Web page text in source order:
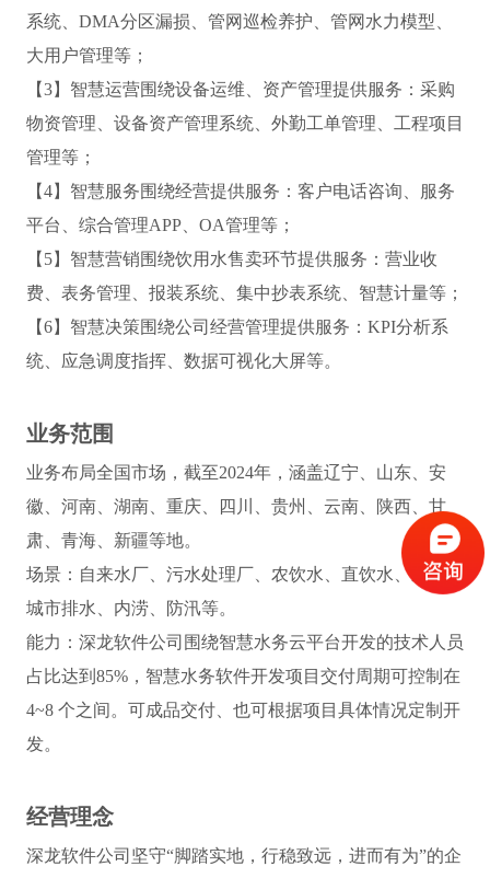
系统、DMA分区漏损、管网巡检养护、管网水力模型、
大用户管理等；
【3】智慧运营围绕设备运维、资产管理提供服务：采购
物资管理、设备资产管理系统、外勤工单管理、工程项目
管理等；
【4】智慧服务围绕经营提供服务：客户电话咨询、服务
平台、综合管理APP、OA管理等；
【5】智慧营销围绕饮用水售卖环节提供服务：营业收
费、表务管理、报装系统、集中抄表系统、智慧计量等；
【6】智慧决策围绕公司经营管理提供服务：KPI分析系
统、应急调度指挥、数据可视化大屏等。
业务范围
业务布局全国市场，截至2024年，涵盖辽宁、山东、安
徽、河南、湖南、重庆、四川、贵州、云南、陕西、甘
肃、青海、新疆等地。
场景：自来水厂、污水处理厂、农饮水、直饮水、泵站、
城市排水、内涝、防汛等。
能力：深龙软件公司围绕智慧水务云平台开发的技术人员
占比达到85%，智慧水务软件开发项目交付周期可控制在
4~8 个之间。可成品交付、也可根据项目具体情况定制开
发。
经营理念
深龙软件公司坚守“脚踏实地，行稳致远，进而有为”的企